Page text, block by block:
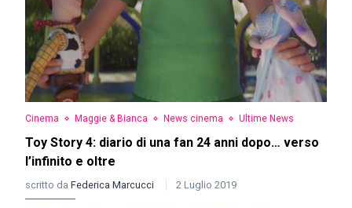
Cinema Maggie & Bianca News cinema Ultime News
Toy Story 4: diario di una fan 24 anni dopo… verso
l’infinito e oltre
scritto da Federica Marcucci 2 Luglio 2019